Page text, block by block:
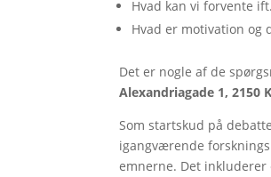
Hvad kan vi forvente
Hvad er motivation og
Det er nogle af de
Alexandriagade 1, 2150
Som startskud på
igangværende
emnerne. Det inkluderer